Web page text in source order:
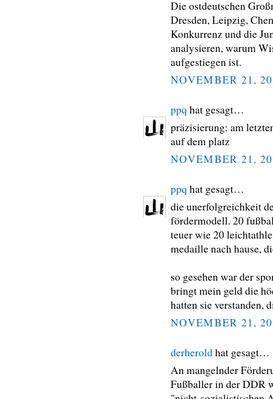
Die ostdeutschen
Dresden, Leipzig,
Konkurrenz und die
analysieren, warum
aufgestiegen ist.
NOVEMBER 21,
ppq hat gesagt…
präzisierung: am
auf dem platz
NOVEMBER 21,
ppq hat gesagt…
die unerfolgreichkeit
fördermodell. 20
teuer wie 20
medaille nach hause,
so gesehen war der
bringt mein geld die
hatten sie verstanden,
NOVEMBER 21,
derheroldhat gesagt…
An mangelnder
Fußballer in der DDR